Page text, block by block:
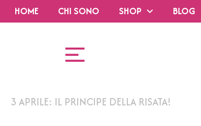
HOME CHI SONO SHOP BLOG
3 APRILE: IL PRINCIPE DELLA RISATA!